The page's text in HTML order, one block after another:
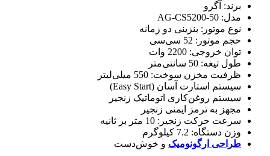
برند: آگرو
مدل: AG-CS5200-50
نوع موتور: بنزینی دو زمانه
حجم موتور: 52 سی‌سی
توان خروجی: 2200 وات
طول تیغه: 50 سانتی‌متر
ظرفیت مخزن سوخت: 550 میلی‌لیتر
سیستم استارت آسان (Easy Start)
سیستم روغن‌کاری اتوماتیک زنجیر
مجهز به ترمز ایمنی زنجیر
سرعت حرکت زنجیر: 10 متر بر ثانیه
وزن دستگاه: 7.2 کیلوگرم
طراحی ارگونومیک و خوش‌دست